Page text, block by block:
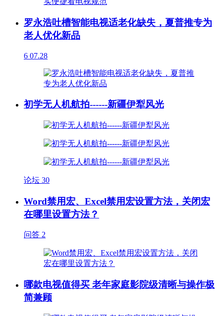
罗永浩吐槽智能电视适老化缺失，夏普推专为
老人优化新品
6 07.28
初学无人机航拍------新疆伊犁风光
论坛 30
Word禁用宏、Excel禁用宏设置方法，关闭宏
在哪里设置方法？
问答 2
哪款电视值得买 老年家庭影院级清晰与操作极
简兼顾